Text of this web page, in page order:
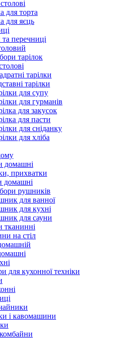
для торта
для яєць
перечниці
тарілок
тарілки
тарілки
для супу
для гурманів
для закусок
для пасти
для сніданку
для хліба
домашні
прихватки
домашні
рушників
для ванної
для кухні
для сауни
тканинні
на стіл
для кухонної техніки
і кавомашини